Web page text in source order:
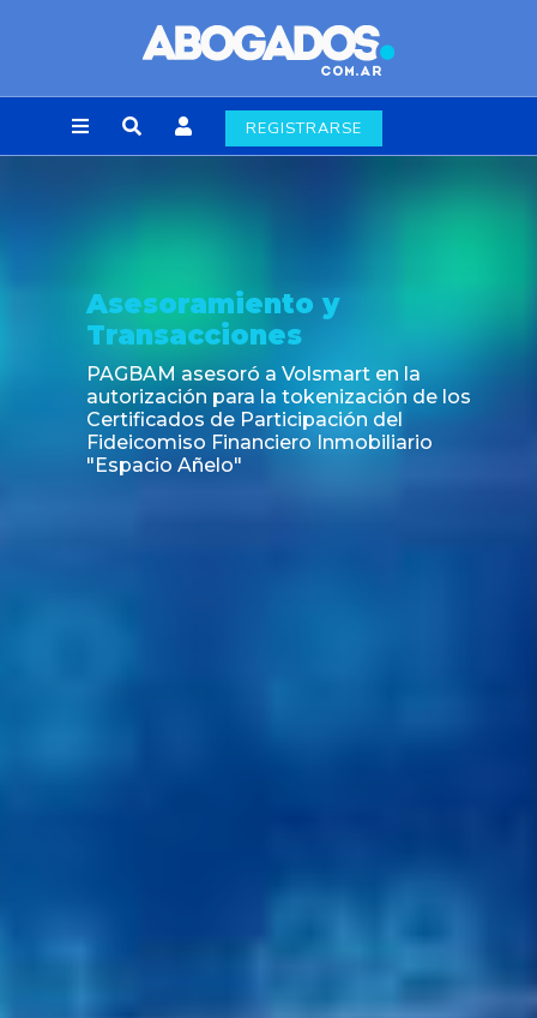
REGISTRARSE
Asesoramiento y
Transacciones
PAGBAM asesoró a Volsmart en la
autorización para la tokenización de los
Certificados de Participación del
Fideicomiso Financiero Inmobiliario
"Espacio Añelo"